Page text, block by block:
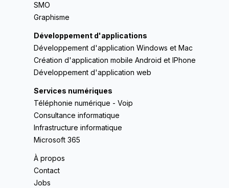
SMO
Graphisme
Développement d'applications
Développement d'application Windows et Mac
Création d'application mobile Android et IPhone
Développement d'application web
Services numériques
Téléphonie numérique - Voip
Consultance informatique
Infrastructure informatique
Microsoft 365
À propos
Contact
Jobs